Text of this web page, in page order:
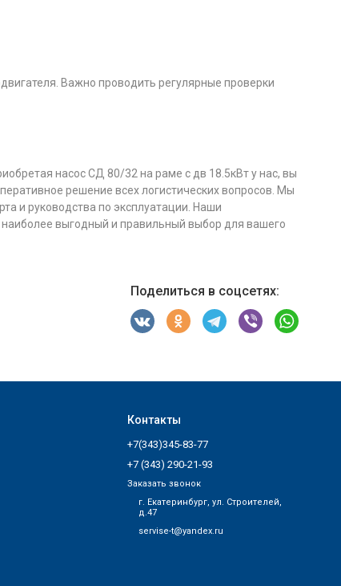
Важно проводить регулярные проверки
насос СД 80/32 на раме с дв 18.5кВт у нас, вы
решение всех логистических вопросов. Мы
и руководства по эксплуатации. Наши
выгодный и правильный выбор для вашего
Поделиться в соцсетях:
Контакты
+7(343)345-83-77
+7 (343) 290-21-93
Заказать звонок
г. Екатеринбург, ул. Строителей,
д.47
servise-t@yandex.ru